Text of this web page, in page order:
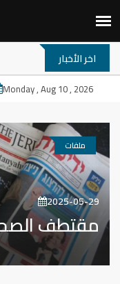
اخر الأخبار
والمخارج المستعصية
Monday , Aug 10 , 2026
ملفات
2025-05-29
مقتطف